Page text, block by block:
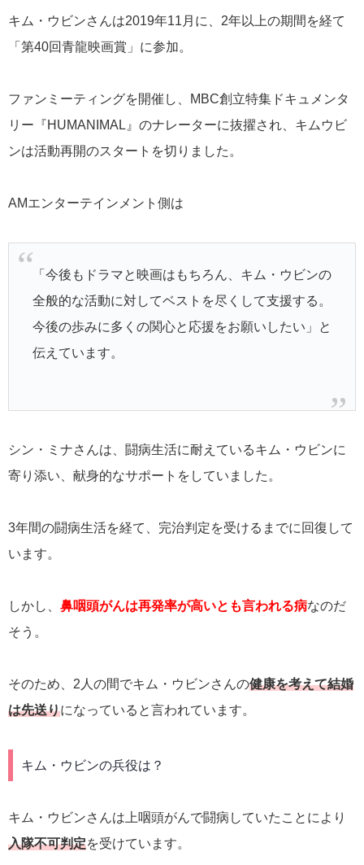
キム・ウビンさんは2019年11月に、2年以上の期間を経て
「第40回青龍映画賞」に参加。
ファンミーティングを開催し、MBC創立特集ドキュメンタ
リー『HUMANIMAL』のナレーターに抜擢され、キムウビ
ンは活動再開のスタートを切りました。
AMエンターテインメント側は
「今後もドラマと映画はもちろん、キム・ウビンの
全般的な活動に対してベストを尽くして支援する。
今後の歩みに多くの関心と応援をお願いしたい」と
伝えています。
シン・ミナさんは、闘病生活に耐えているキム・ウビンに
寄り添い、献身的なサポートをしていました。
3年間の闘病生活を経て、完治判定を受けるまでに回復して
います。
しかし、 鼻咽頭がんは再発率が高いとも言われる病なのだ
そう。
そのため、2人の間でキム・ウビンさんの健康を考えて結婚
は先送りになっていると言われています。
キム・ウビンの兵役は？
キム・ウビンさんは上咽頭がんで闘病していたことにより
入隊不可判定を受けています。